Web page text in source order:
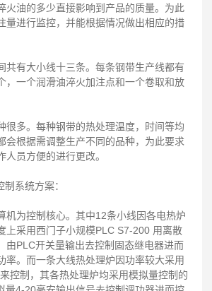
火油的多少直接影响到产品的质量。为此
量进行监控，并能根据情况做出相应的措
有大小线十三条。每条钢带生产线都有
，一个润滑油淬火加注点和一个卷取和放
多。每种钢带的热处理温度，时间等均
会根据需调整生产不同的品种，为此要求
员方便的进行更改。
系统方案：
为控制核心。其中12条小线因各电热炉
上采用西门子小规模PLC S7-200 用离散
由PLC开关量输出去控制固态继电器进而
率。而一条大线热处理炉因功率较大采用
控制，其各热处理炉均采用模拟量控制的